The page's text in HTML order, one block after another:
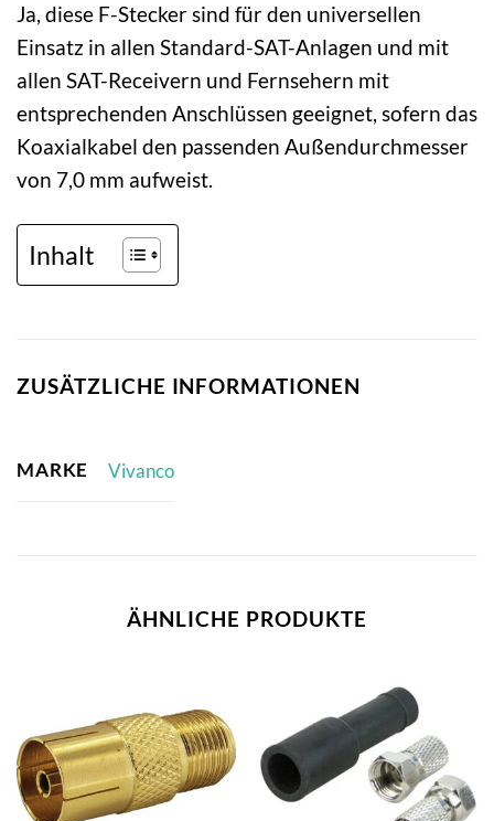
Ja, diese F-Stecker sind für den universellen
Einsatz in allen Standard-SAT-Anlagen und mit
allen SAT-Receivern und Fernsehern mit
entsprechenden Anschlüssen geeignet, sofern das
Koaxialkabel den passenden Außendurchmesser
von 7,0 mm aufweist.
Inhalt
ZUSÄTZLICHE INFORMATIONEN
MARKE Vivanco
ÄHNLICHE PRODUKTE